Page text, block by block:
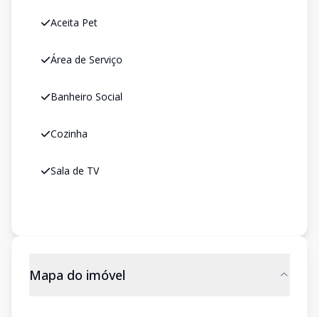
Aceita Pet
Área de Serviço
Banheiro Social
Cozinha
Sala de TV
Mapa do imóvel